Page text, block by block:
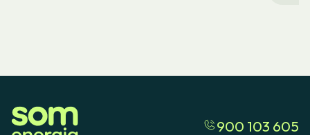
900 103 605